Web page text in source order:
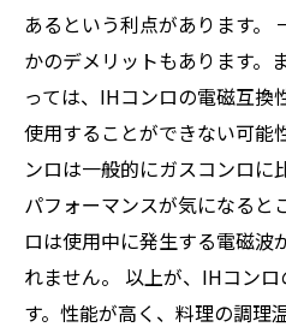
あるという利点があります。
かのデメリットもあります。
っては、IHコンロの電磁互換
使用することができない可能
ンロは一般的にガスコンロに
パフォーマンスが気になると
ロは使用中に発生する電磁波
れません。 以上が、IHコン
す。性能が高く、料理の調理